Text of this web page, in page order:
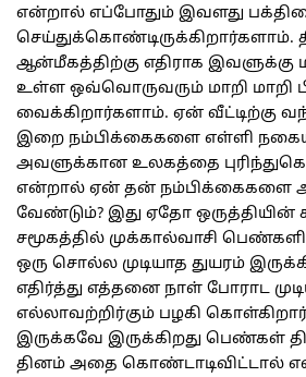
என்றால் எப்போதும் இவளது
செய்துக்கொண்டிருக்கிறார்களாம்.
ஆன்மீகத்திற்கு எதிராக இவளுக்கு
உள்ள ஒவ்வொருவரும் மாறி மாறி
வைக்கிறார்களாம். ஏன் வீட்டிற்கு
இறை நம்பிக்கைகளை எள்ளி
அவளுக்கான உலகத்தை
என்றால் ஏன் தன் நம்பிக்கைகளை
வேண்டும்? இது ஏதோ
சமூகத்தில் முக்கால்வாசி
ஒரு சொல்ல முடியாத துயரம்
எதிர்த்து எத்தனை நாள் போராட
எல்லாவற்றிர்கும் பழகி
இருக்கவே இருக்கிறது பெண்கள்
தினம் அதை கொண்டாடிவிட்டால்